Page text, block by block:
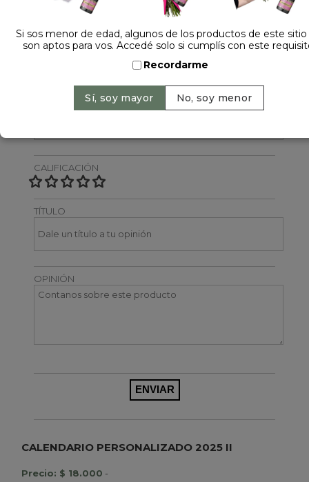
NOMBRE
CALIFICACIÓN
TÍTULO
OPINIÓN
CALENDARIO PERSONALIZADO 2025 II
Precio: $ 18.000 -
Si sos menor de edad, algunos de los productos de este
son aptos para vos. Accedé solo si cumplís con este
Recordarme